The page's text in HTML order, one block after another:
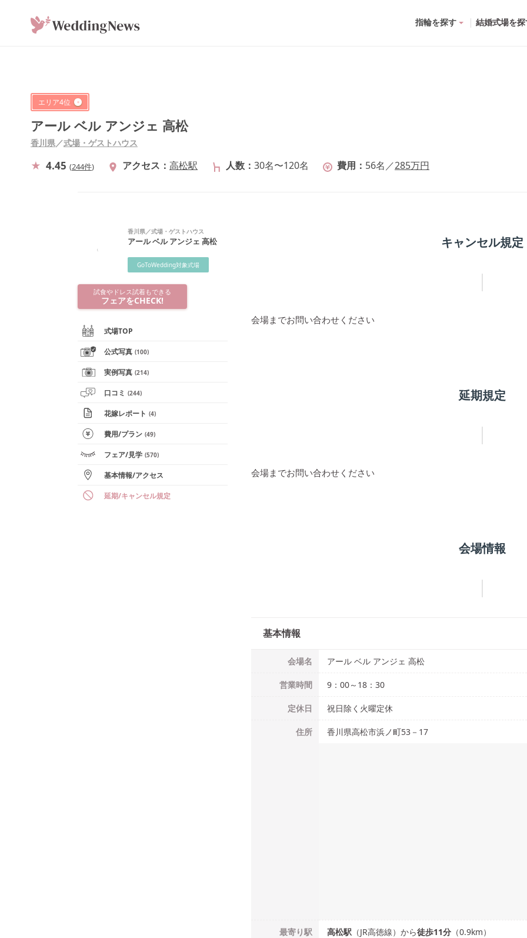
指輪を探す 結婚式場を
エリア4位
アール ベル アンジェ 高松
香川県／式場・ゲストハウス
4.45 (244件) アクセス 高松駅 人数 30名〜120名 費用 56名 ／285万円
香川県／式場・ゲストハウス
アール ベル アンジェ 高松
GoToWedding対象式場
試食やドレス試着もできる
フェアをCHECK!
式場TOP
公式写真 (100)
実例写真 (214)
口コミ (244)
花嫁レポート (4)
費用/プラン (49)
フェア/見学 (570)
基本情報/アクセス
延期/キャンセル規定
キャンセル規定
会場までお問い合わせください
延期規定
会場までお問い合わせください
会場情報
基本情報
会場名 アール ベル アンジェ 高松
営業時間 9：00～18：30
定休日 祝日除く火曜定休
住所 香川県高松市浜ノ町53－17
最寄り駅 高松駅 （JR高徳線） から徒歩11分 （0.9km）